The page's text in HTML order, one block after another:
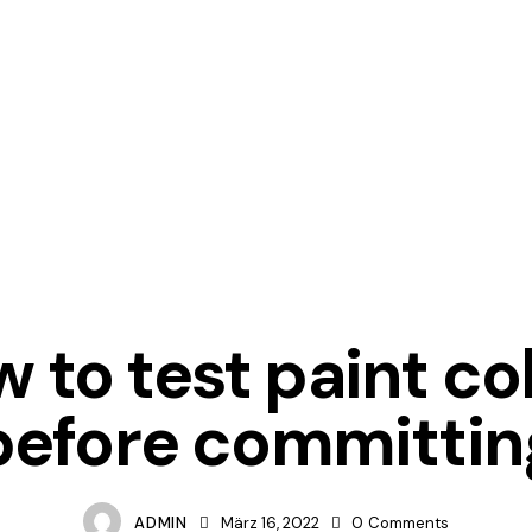
to test paint
ADMIN März 16, 2022 0 Comments